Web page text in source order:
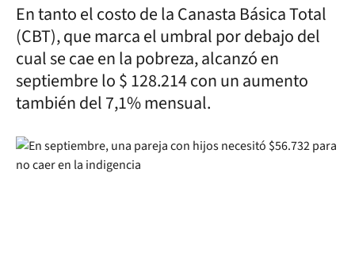
En tanto el costo de la Canasta Básica Total
(CBT), que marca el umbral por debajo del
cual se cae en la pobreza, alcanzó en
septiembre lo $ 128.214 con un aumento
también del 7,1% mensual.